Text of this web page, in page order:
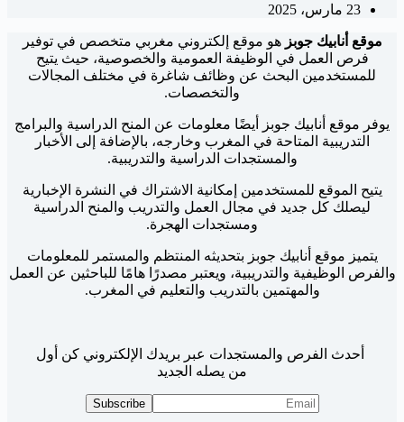
23 مارس، 2025
موقع أنابيك جوبزهو موقع إلكتروني مغربي متخصص في توفير
فرص العمل في الوظيفة العمومية والخصوصية، حيث يتيح
للمستخدمين البحث عن وظائف شاغرة في مختلف المجالات
والتخصصات.
يوفر موقع أنابيك جوبز أيضًا معلومات عن المنح الدراسية والبرامج
التدريبية المتاحة في المغرب وخارجه، بالإضافة إلى الأخبار
والمستجدات الدراسية والتدريبية.
يتيح الموقع للمستخدمين إمكانية الاشتراك في النشرة الإخبارية
ليصلك كل جديد في مجال العمل والتدريب والمنح الدراسية
ومستجدات الهجرة.
يتميز موقع أنابيك جوبز بتحديثه المنتظم والمستمر للمعلومات
والفرص الوظيفية والتدريبية، ويعتبر مصدرًا هامًا للباحثين عن العمل
والمهتمين بالتدريب والتعليم في المغرب.
أحدث الفرص والمستجدات عبر بريدك الإلكتروني كن أول
من يصله الجديد